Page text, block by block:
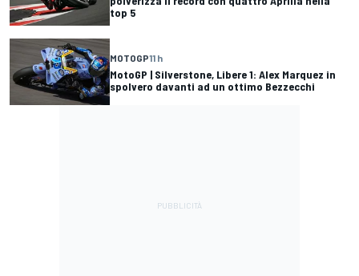
top 5
MOTOGP11 h
MotoGP | Silverstone, Libere 1: Alex Marquez in
spolvero davanti ad un ottimo Bezzecchi